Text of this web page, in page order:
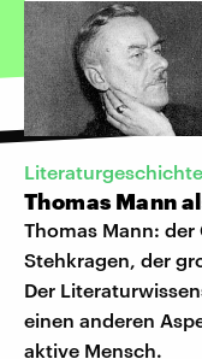
Literaturgeschichte
Thomas Mann
Thomas Mann:
Stehkragen, der
Der
einen anderen
aktive Mensch.